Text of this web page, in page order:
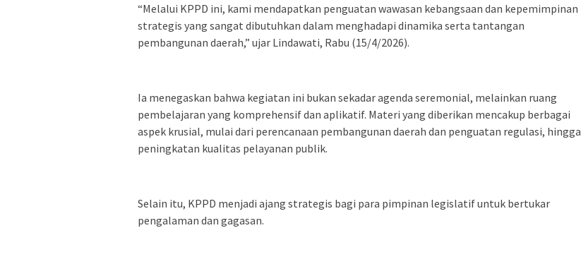
“Melalui KPPD ini, kami mendapatkan penguatan wawasan kebangsaan dan kepemimpinan
strategis yang sangat dibutuhkan dalam menghadapi dinamika serta tantangan
pembangunan daerah,” ujar Lindawati, Rabu (15/4/2026).
Ia menegaskan bahwa kegiatan ini bukan sekadar agenda seremonial, melainkan ruang
pembelajaran yang komprehensif dan aplikatif. Materi yang diberikan mencakup berbagai
aspek krusial, mulai dari perencanaan pembangunan daerah dan penguatan regulasi, hingga
peningkatan kualitas pelayanan publik.
Selain itu, KPPD menjadi ajang strategis bagi para pimpinan legislatif untuk bertukar
pengalaman dan gagasan.